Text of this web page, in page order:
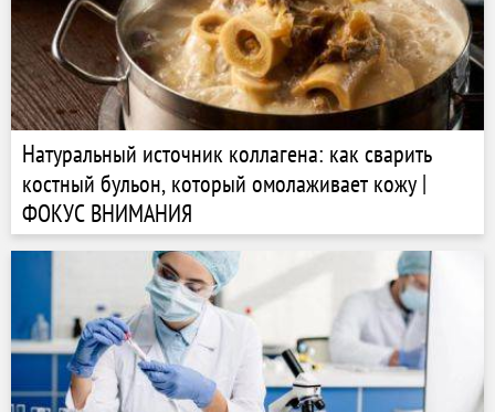
Натуральный источник коллагена: как сварить
костный бульон, который омолаживает кожу |
ФОКУС ВНИМАНИЯ